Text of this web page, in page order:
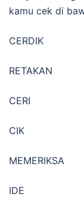
kamu cek di
CERDIK
RETAKAN
CERI
CIK
MEMERIKSA
IDE